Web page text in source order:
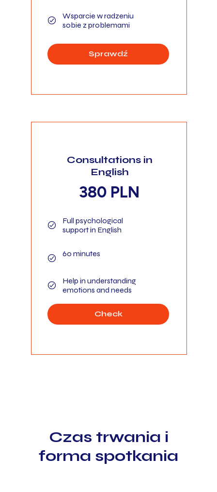
Consultations in
English
380 PLN
Full psychological
support in English
60 minutes
Help in understanding
emotions and needs
Check
Wsparcie w radzeniu
sobie z problemami
Sprawdź
Czas trwania i
forma spotkania